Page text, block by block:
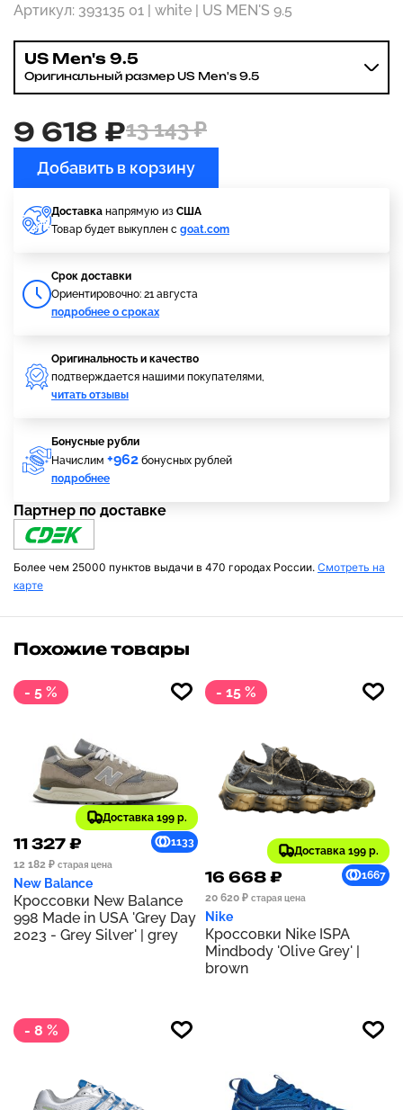
Артикул: 393135 01 | white | US MEN'S 9.5
US Men's 9.5
Оригинальный размер US Men's 9.5
9 618 ₽13 143 ₽
Добавить в корзину
Доставка напрямую из США
Товар будет выкуплен с goat.com
Cрок доставки
Ориентировочно: 21 августа
подробнее о сроках
Оригинальность и качество
подтверждается нашими покупателями,
читать отзывы
Бонусные рубли
Начислим +962 бонусных рублей
подробнее
Партнер по доставке
Более чем 25000 пунктов выдачи в 470 городах России. Смотреть на
карте
Похожие товары
- 5 %
Доставка 199 р.
11 327 ₽
1133
12 182 ₽ старая цена
New Balance
Кроссовки New Balance
998 Made in USA 'Grey Day
2023 - Grey Silver' | grey
- 15 %
Доставка 199 р.
16 668 ₽
1667
20 620 ₽ старая цена
Nike
Кроссовки Nike ISPA
Mindbody 'Olive Grey' |
brown
- 8 %